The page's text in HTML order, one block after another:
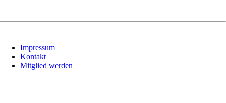
überspringen
Impressum
Kontakt
Mitglied werden